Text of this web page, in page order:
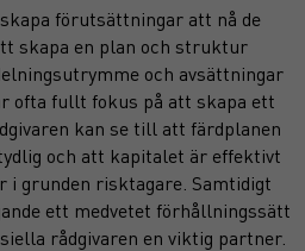
förutsättningar att nå de
skapa en plan och struktur
och avsättningar
ofta fullt fokus på att skapa ett
kan se till att färdplanen
och att kapitalet är effektivt
grunden risktagare. Samtidigt
ett medvetet förhållningssätt
rådgivaren en viktig partner.